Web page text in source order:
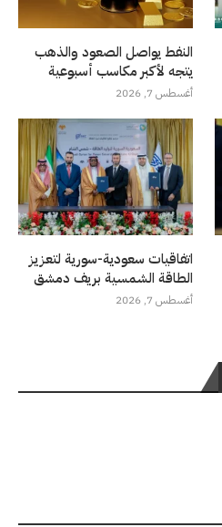
النفط يواصل الصعود والذهب
يتجه لأكبر مكاسب أسبوعية
أغسطس 7, 2026
اتفاقيات سعودية-سورية لتعزيز
الطاقة الشمسية بريف دمشق
أغسطس 7, 2026